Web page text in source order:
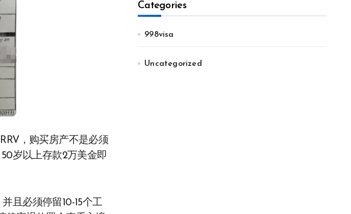
，购买房产不是必须
岁以上存款2万美金即
且必须停留10-15个工
Categories
998visa
Uncategorized